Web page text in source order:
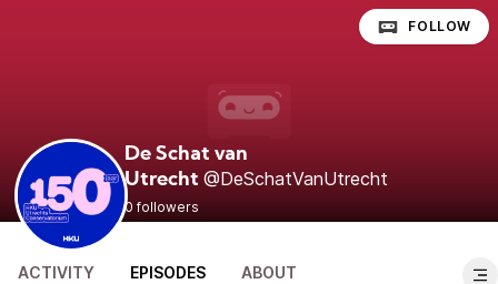
De Schat van
Utrecht @DeSchatVanUtrecht
0 followers
FOLLOW
ACTIVITY EPISODES ABOUT